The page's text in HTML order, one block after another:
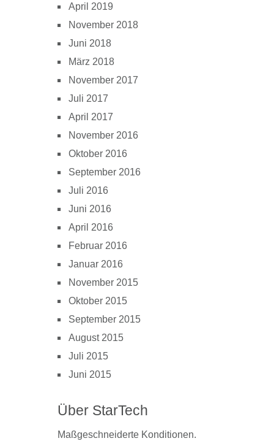
April 2019
November 2018
Juni 2018
März 2018
November 2017
Juli 2017
April 2017
November 2016
Oktober 2016
September 2016
Juli 2016
Juni 2016
April 2016
Februar 2016
Januar 2016
November 2015
Oktober 2015
September 2015
August 2015
Juli 2015
Juni 2015
Über StarTech
Maßgeschneiderte Konditionen.